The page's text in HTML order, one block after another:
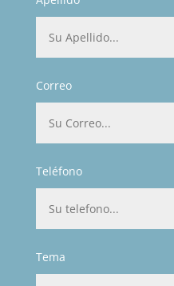
Correo
Teléfono
Tema